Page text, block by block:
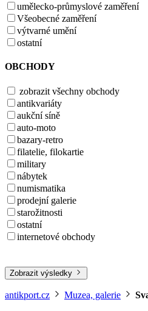
umělecko-průmyslové zaměření
Všeobecné zaměření
výtvarné umění
ostatní
OBCHODY
zobrazit všechny obchody
antikvariáty
aukční síně
auto-moto
bazary-retro
filatelie, filokartie
military
nábytek
numismatika
prodejní galerie
starožitnosti
ostatní
internetové obchody
Zobrazit výsledky
antikport.cz Muzea, galerie